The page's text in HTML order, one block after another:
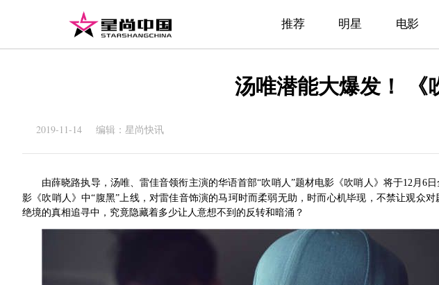
推荐 明星 电影
汤唯潜能大爆发！ 《
2019-11-14 编辑：星尚快讯
由薛晓路执导 ， 汤唯、雷佳音领衔主演的华语首部“吹哨人”题材电影《吹哨人》 将于12月6
影《吹哨人》中“腹黑”上线，对雷佳音饰演的马珂时而柔弱无助，时而心机毕现，不禁让观众
绝境的真相追寻中，究竟隐藏着多少让人意想不到的反转和暗涌？